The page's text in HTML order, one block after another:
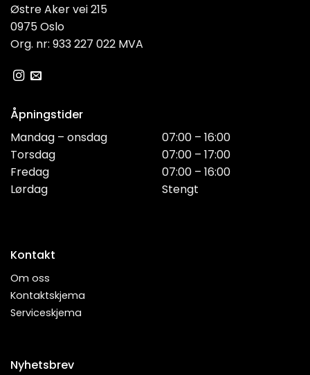
Østre Aker vei 215
0975 Oslo
Org. nr: 933 227 022 MVA
Åpningstider
Mandag – onsdag
Torsdag
Fredag
Lørdag
07:00 – 16:00
07:00 – 17:00
07:00 – 16:00
Stengt
Kontakt
Om oss
Kontaktskjema
Serviceskjema
Nyhetsbrev